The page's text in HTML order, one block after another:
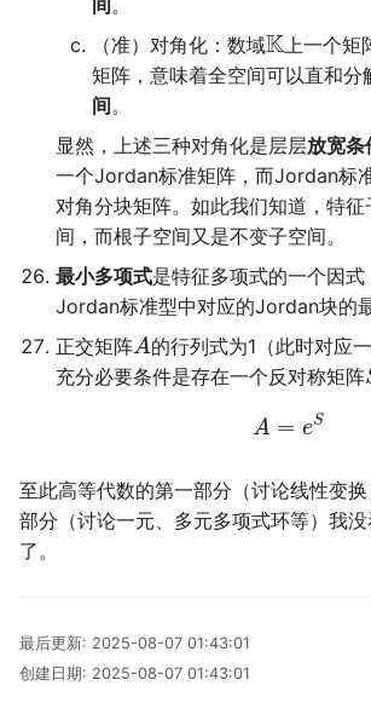
间。
（准）对角化：数域K上一个矩
矩阵，意味着全空间可以直和分
间。
显然，上述三种对角化是层层放宽条
一个Jordan标准矩阵，而Jordan标
对角分块矩阵。如此我们知道，特
间，而根子空间又是不变子空间。
最小多项式是特征多项式的一个因
Jordan标准型中对应的Jordan块的
正交矩阵A的行列式为1（此时对应
充分必要条件是存在一个反对称矩阵
A = eS
至此高等代数的第一部分（讨论线性变
部分（讨论一元、多元多项式环等）我
了。
最后更新: 2025-08-07 01:43:01
创建日期: 2025-08-07 01:43:01